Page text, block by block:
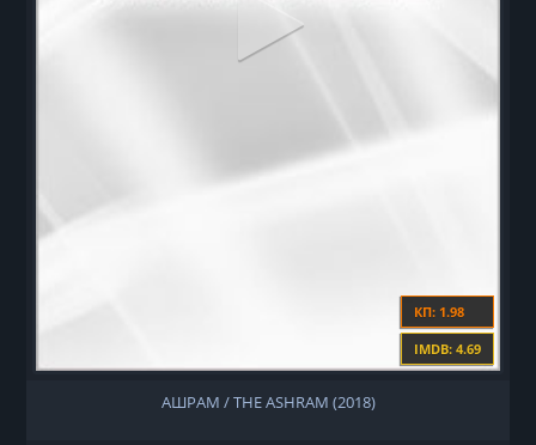
КП: 1.98
IMDB: 4.69
АШРАМ / THE ASHRAM (2018)